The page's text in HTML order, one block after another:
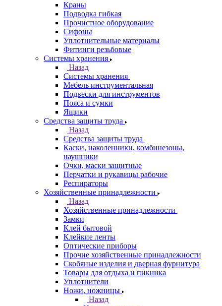
Краны
Подводка гибкая
Прочистное оборудование
Сифоны
Уплотнительные материалы
Фитинги резьбовые
Системы хранения
Назад
Системы хранения
Мебель инструментальная
Подвески для инструментов
Пояса и сумки
Ящики
Средства защиты труда
Назад
Средства защиты труда
Каски, наколенники, комбинезоны,
наушники
Очки, маски защитные
Перчатки и рукавицы рабочие
Респираторы
Хозяйственные принадлежности
Назад
Хозяйственные принадлежности
Замки
Клей бытовой
Клейкие ленты
Оптические приборы
Прочие хозяйственные принадлежности
Скобяные изделия и дверная фурнитура
Товары для отдыха и пикника
Уплотнители
Ножи, ножницы
Назад